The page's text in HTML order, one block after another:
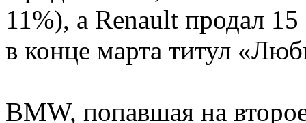
11%), а Renault продал
в конце марта титул
BMW, попавшая на